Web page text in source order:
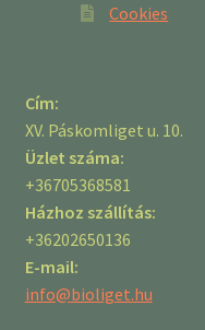
Cookies
Cím:
XV. Páskomliget u. 10.
Üzlet száma:
+36705368581
Házhoz szállítás:
+36202650136
E-mail:
info@bioliget.hu